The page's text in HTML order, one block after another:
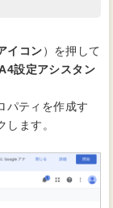
イコン）を押して
設定アシスタン
パティを作成す
します。